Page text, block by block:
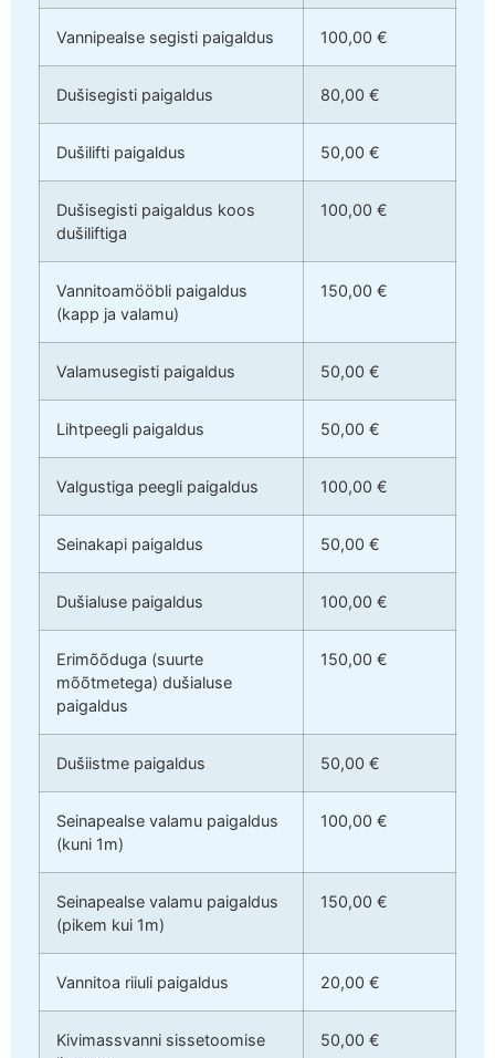
Vannipealse segisti paigaldus 100,00 €
Dušisegisti paigaldus 80,00 €
Dušilifti paigaldus 50,00 €
Dušisegisti paigaldus koos
dušiliftiga
100,00 €
Vannitoamööbli paigaldus
(kapp ja valamu)
150,00 €
Valamusegisti paigaldus 50,00 €
Lihtpeegli paigaldus 50,00 €
Valgustiga peegli paigaldus 100,00 €
Seinakapi paigaldus 50,00 €
Dušialuse paigaldus 100,00 €
Erimõõduga (suurte
mõõtmetega) dušialuse
paigaldus
150,00 €
Dušiistme paigaldus 50,00 €
Seinapealse valamu paigaldus
(kuni 1m)
100,00 €
Seinapealse valamu paigaldus
(pikem kui 1m)
150,00 €
Vannitoa riiuli paigaldus 20,00 €
Kivimassvanni sissetoomise
50,00 €